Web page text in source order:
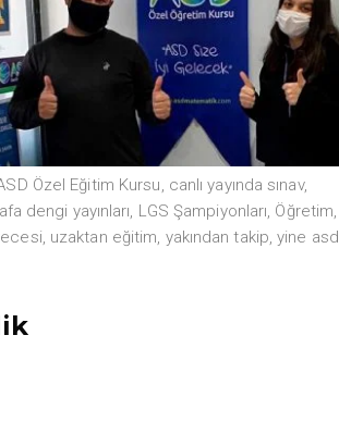
Özel Eğitim Kursu, canlı yayında sınav,
dengi yayınları, LGS Şampiyonları, Öğretim,
, uzaktan eğitim, yakından takip,yine asd